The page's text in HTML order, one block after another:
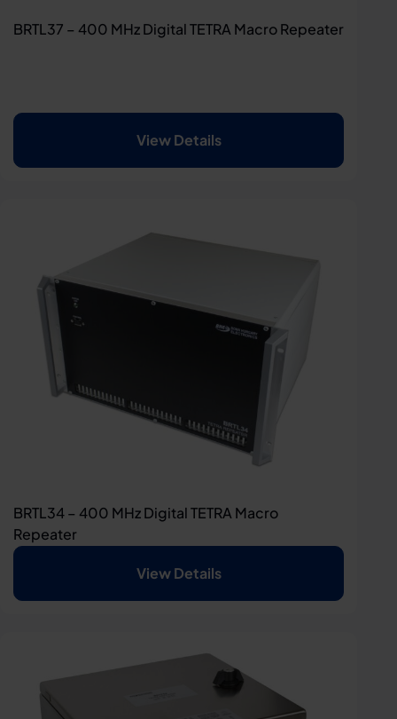
BRTL37 – 400 MHz Digital TETRA Macro Repeater
View Details
BRTL34 – 400 MHz Digital TETRA Macro
Repeater
View Details